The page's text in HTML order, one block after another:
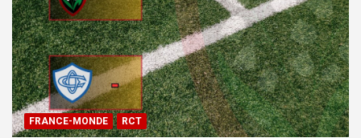
FRANCE-MONDE RCT